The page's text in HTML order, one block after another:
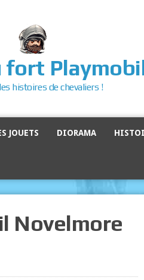
fort
histoires de chevaliers !
JOUETS DIORAMA
Novelmore